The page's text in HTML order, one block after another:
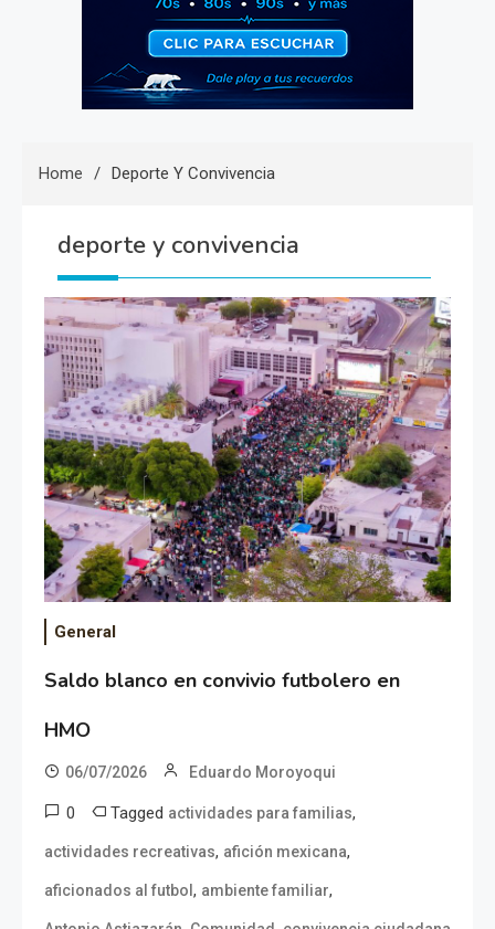
Home Deporte Y Convivencia
deporte y convivencia
General
Saldo blanco en convivio futbolero en
HMO
06/07/2026 Eduardo Moroyoqui
0 Tagged actividades para familias,
actividades recreativas, afición mexicana,
aficionados al futbol , ambiente familiar,